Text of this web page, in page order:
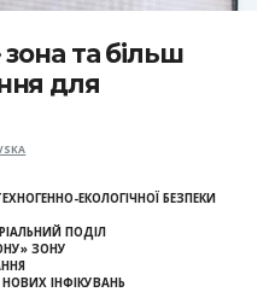
та більш
для
ЕКОЛОГІЧНОЇ БЕЗПЕКИ
ПОДІЛ
ЗОНУ
НОВИХ ІНФІКУВАНЬ